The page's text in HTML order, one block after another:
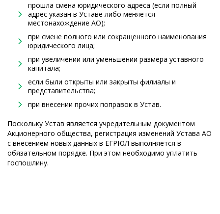
прошла смена юридического адреса (если полный
адрес указан в Уставе либо меняется
местонахождение АО);
при смене полного или сокращенного наименования
юридического лица;
при увеличении или уменьшении размера уставного
капитала;
если были открыты или закрыты филиалы и
представительства;
при внесении прочих поправок в Устав.
Поскольку Устав является учредительным документом
Акционерного общества, регистрация изменений Устава АО
с внесением новых данных в ЕГРЮЛ выполняется в
обязательном порядке. При этом необходимо уплатить
госпошлину.